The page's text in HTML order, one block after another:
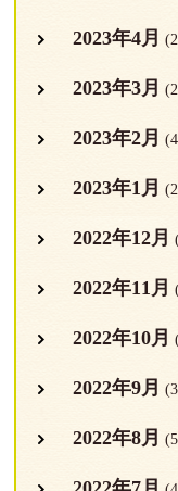
2023年4月
2023年3月
2023年2月
2023年1月
2022年12月
2022年11月
2022年10月
2022年9月
2022年8月